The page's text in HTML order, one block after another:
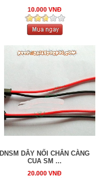
10.000 VNĐ
DNSM DÂY NỐI CHÂN CÀNG
CUA SM ...
20.000 VNĐ